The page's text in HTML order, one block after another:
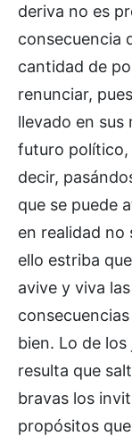
deriva no es
consecuencia
cantidad de
renunciar,
llevado en sus
futuro político,
decir,
que se puede
en realidad no
ello estriba
avive y viva
bien. Lo de
resulta que
bravas los
propósitos